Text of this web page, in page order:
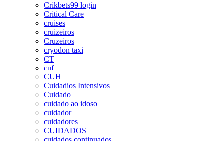
Crikbets99 login
Critical Care
cruises
cruizeiros
Cruzeiros
cryodon taxi
CT
cuf
CUH
Cuidadios Intensivos
Cuidado
cuidado ao idoso
cuidador
cuidadores
CUIDADOS
cuidados continuados